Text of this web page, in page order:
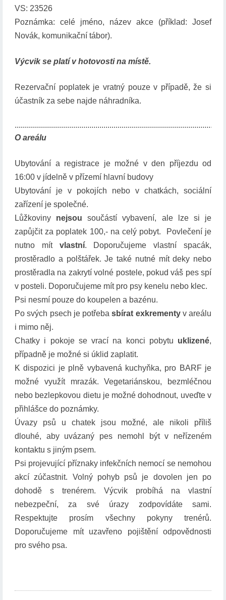
VS: 23526
Poznámka: celé jméno, název akce (příklad: Josef
Novák, komunikační tábor).
Výcvik se platí v hotovosti na místě.
Rezervační poplatek je vratný pouze v případě, že si
účastník za sebe najde náhradníka.
O areálu
Ubytování a registrace je možné v den příjezdu od
16:00 v jídelně v přízemí hlavní budovy
Ubytování je v pokojích nebo v chatkách, sociální
zařízení je společné.
Lůžkoviny nejsou součástí vybavení, ale lze si je
zapůjčit za poplatek 100,- na celý pobyt. Povlečení je
nutno mít vlastní. Doporučujeme vlastní spacák,
prostěradlo a polštářek. Je také nutné mít deky nebo
prostěradla na zakrytí volné postele, pokud váš pes spí
v posteli. Doporučujeme mít pro psy kenelu nebo klec.
Psi nesmí pouze do koupelen a bazénu.
Po svých psech je potřebasbírat exkrementyv areálu
i mimo něj.
Chatky i pokoje se vrací na konci pobytu uklizené,
případně je možné si úklid zaplatit.
K dispozici je plně vybavená kuchyňka, pro BARF je
možné využít mrazák. Vegetariánskou, bezmléčnou
nebo bezlepkovou dietu je možné dohodnout, uveďte v
přihlášce do poznámky.
Úvazy psů u chatek jsou možné, ale nikoli příliš
dlouhé, aby uvázaný pes nemohl být v neřízeném
kontaktu s jiným psem.
Psi projevující příznaky infekčních nemocí se nemohou
akcí zúčastnit. Volný pohyb psů je dovolen jen po
dohodě s trenérem. Výcvik probíhá na vlastní
nebezpeční, za své úrazy zodpovídáte sami.
Respektujte prosím všechny pokyny trenérů.
Doporučujeme mít uzavřeno pojištění odpovědnosti
pro svého psa.